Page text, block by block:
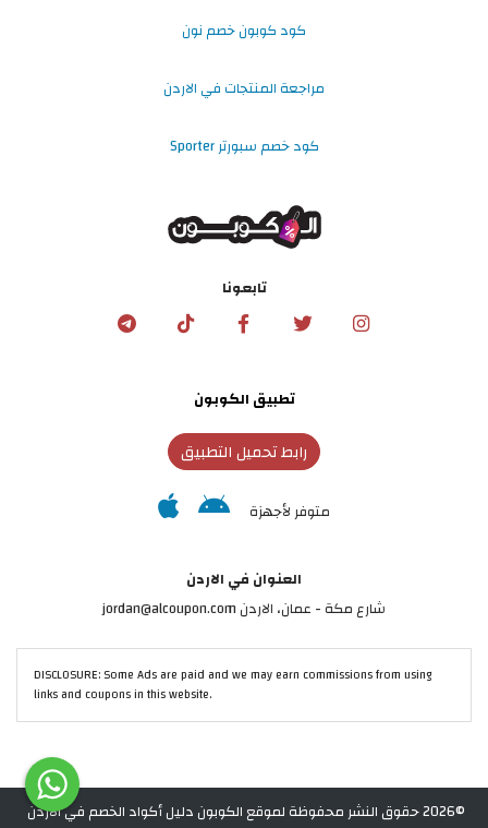
كود كوبون خصم نون
مراجعة المنتجات في الاردن
كود خصم سبورتر Sporter
تابعونا
تطبيق الكوبون
رابط تحميل التطبيق
متوفر لأجهزة
العنوان في الاردن
شارع مكة - عمان، الاردن jordan@alcoupon.com
DISCLOSURE: Some Ads are paid and we may earn commissions from using
links and coupons in this website.
©2026 حقوق النشر محفوظة لموقع الكوبون دليل أكواد الخصم في الاردن